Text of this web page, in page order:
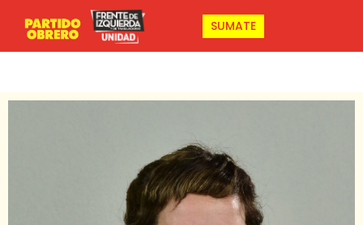
SUMATE